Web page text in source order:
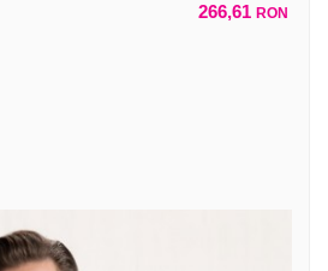
266,61 RON